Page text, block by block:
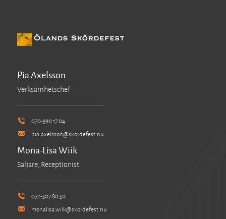
Pia Axelsson
Verksamhetschef
070-390 17 04
pia.axelsson@skordefest.nu
Mona-Lisa Wiik
Säljare, Receptionist
072-507 80 50
monalisa.wiik@skordefest.nu